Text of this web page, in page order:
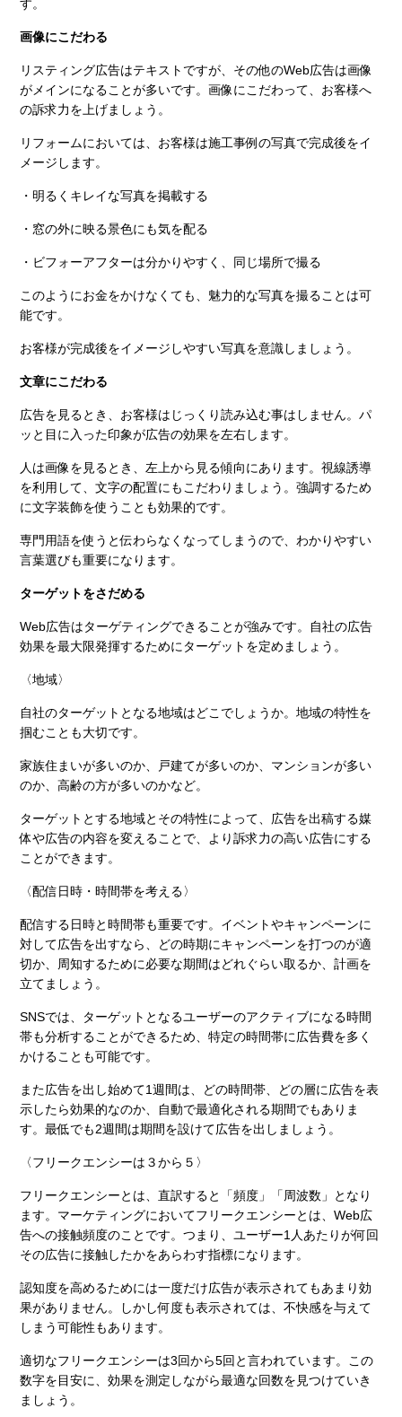
す。
画像にこだわる
リスティング広告はテキストですが、その他のWeb広告は画像
がメインになることが多いです。画像にこだわって、お客様へ
の訴求力を上げましょう。
リフォームにおいては、お客様は施工事例の写真で完成後をイ
メージします。
・明るくキレイな写真を掲載する
・窓の外に映る景色にも気を配る
・ビフォーアフターは分かりやすく、同じ場所で撮る
このようにお金をかけなくても、魅力的な写真を撮ることは可
能です。
お客様が完成後をイメージしやすい写真を意識しましょう。
文章にこだわる
広告を見るとき、お客様はじっくり読み込む事はしません。パ
ッと目に入った印象が広告の効果を左右します。
人は画像を見るとき、左上から見る傾向にあります。視線誘導
を利用して、文字の配置にもこだわりましょう。強調するため
に文字装飾を使うことも効果的です。
専門用語を使うと伝わらなくなってしまうので、わかりやすい
言葉選びも重要になります。
ターゲットをさだめる
Web広告はターゲティングできることが強みです。自社の広告
効果を最大限発揮するためにターゲットを定めましょう。
〈地域〉
自社のターゲットとなる地域はどこでしょうか。地域の特性を
掴むことも大切です。
家族住まいが多いのか、戸建てが多いのか、マンションが多い
のか、高齢の方が多いのかなど。
ターゲットとする地域とその特性によって、広告を出稿する媒
体や広告の内容を変えることで、より訴求力の高い広告にする
ことができます。
〈配信日時・時間帯を考える〉
配信する日時と時間帯も重要です。イベントやキャンペーンに
対して広告を出すなら、どの時期にキャンペーンを打つのが適
切か、周知するために必要な期間はどれぐらい取るか、計画を
立てましょう。
SNSでは、ターゲットとなるユーザーのアクティブになる時間
帯も分析することができるため、特定の時間帯に広告費を多く
かけることも可能です。
また広告を出し始めて1週間は、どの時間帯、どの層に広告を表
示したら効果的なのか、自動で最適化される期間でもありま
す。最低でも2週間は期間を設けて広告を出しましょう。
〈フリークエンシーは３から５〉
フリークエンシーとは、直訳すると「頻度」「周波数」となり
ます。マーケティングにおいてフリークエンシーとは、Web広
告への接触頻度のことです。つまり、ユーザー1人あたりが何回
その広告に接触したかをあらわす指標になります。
認知度を高めるためには一度だけ広告が表示されてもあまり効
果がありません。しかし何度も表示されては、不快感を与えて
しまう可能性もあります。
適切なフリークエンシーは3回から5回と言われています。この
数字を目安に、効果を測定しながら最適な回数を見つけていき
ましょう。